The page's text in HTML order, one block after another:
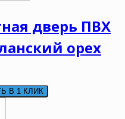
дверь ПВХ
орех
В 1 КЛИК